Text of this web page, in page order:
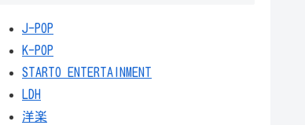
J-POP
K-POP
STARTO ENTERTAINMENT
LDH
洋楽